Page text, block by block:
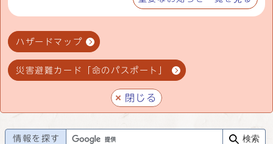
ハザードマップ
災害避難カード「命のパスポート」
閉じる
情報を探す 検索